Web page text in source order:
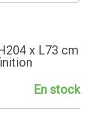
x L73 cm
En stock